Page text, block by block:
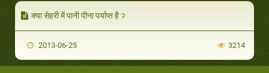
क्या सेहरी में पानी पीना पर्याप्त है ॽ
2013-06-25 3214